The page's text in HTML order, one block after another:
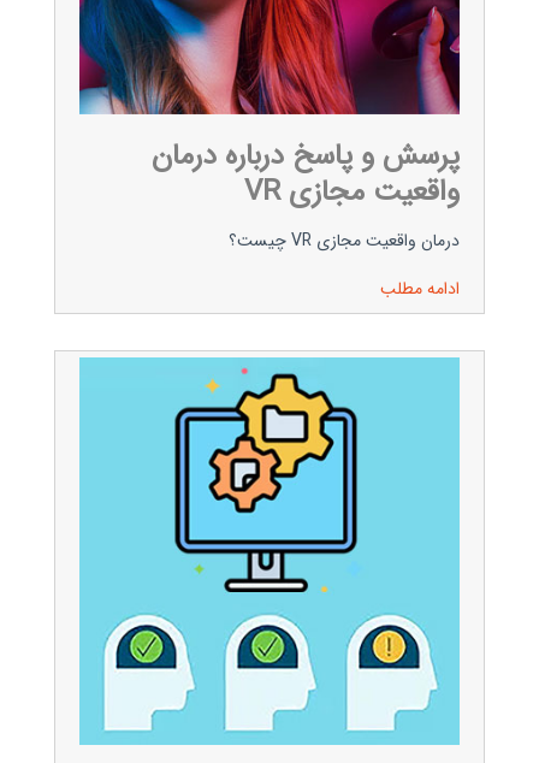
پرسش و پاسخ درباره درمان
واقعیت مجازی VR
درمان واقعیت مجازی VR چیست؟
ادامه مطلب